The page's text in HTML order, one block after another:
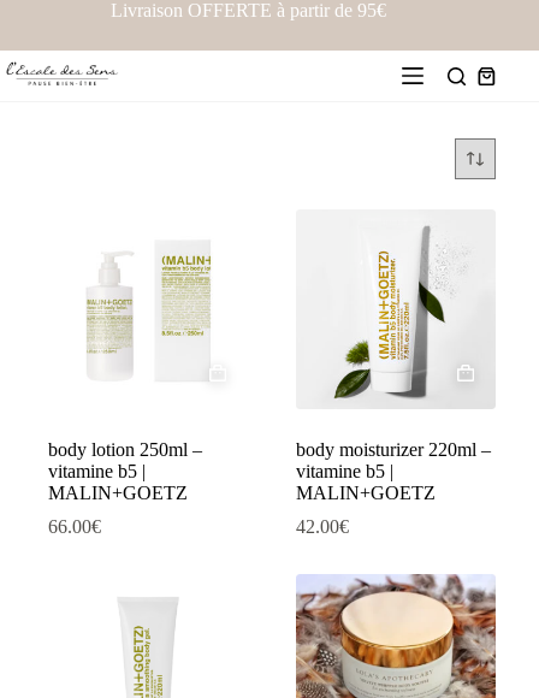
Livraison OFFERTE à partir de 95€
body lotion 250ml –
vitamine b5 |
MALIN+GOETZ
66.00€
body moisturizer 220ml –
vitamine b5 |
MALIN+GOETZ
42.00€